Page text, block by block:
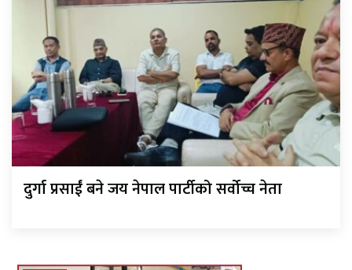
दुर्गा प्रसाईं बने जय नेपाल पार्टीको सर्वोच्च नेता